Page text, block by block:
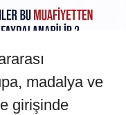
madalya ve
girişinde